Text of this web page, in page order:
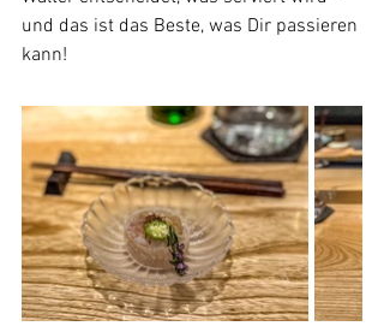
und das ist das Beste, was Dir passieren
kann!